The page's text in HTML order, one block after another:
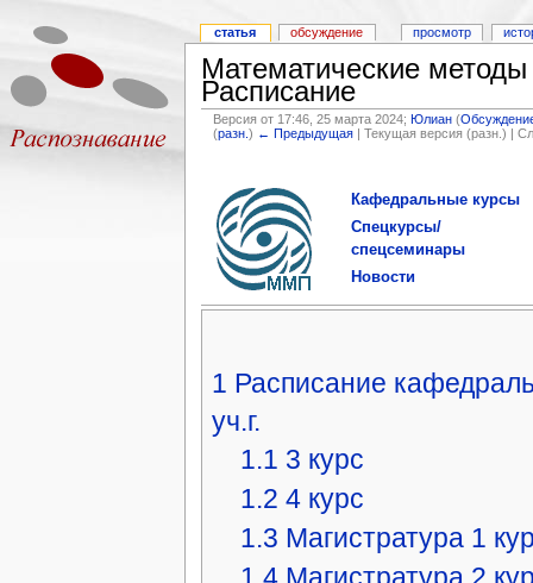
Математические
Расписание
Версия от 17:46, 25 марта 2024;Юлиан (
(разн.) ← Предыдущая | Текущая версия (разн.) |
Кафедральные курсы
Спецкурсы/
спецсеминары
Новости
1 Расписание
уч.г.
1.1 3 курс
1.2 4 курс
1.3 Магистратура 1
статья обсуждение просмотр